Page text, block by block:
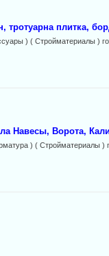
тротуарна плитка,
) ( Стройматериалы )
Навесы, Ворота,
) ( Стройматериалы )